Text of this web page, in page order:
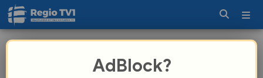
Návštěvníci si prohlédnou showcar
AdBlock?